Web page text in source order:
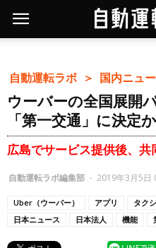
自動運転ラボ ＞ 国内ニュ
ウーバーの全国展開
「第一交通」に決
広島でサービス提供後、共
自動運転ラボ編集部 - 2019年3月5日
Uber（ウーバー） アプリ タク
日本ニュース
日本法人 機能